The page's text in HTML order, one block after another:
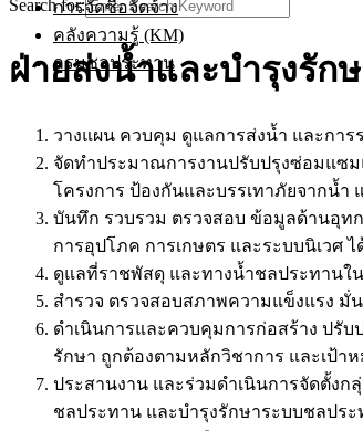
การจัดซื้อจัดจ้าง
คลังความรู้ (KM)
กรมชลประทาน
Search for:
ฝ่ายส่งน้ำและบำรุงรัก
วางแผน ควบคุม ดูแลการส่งน้ำ และกา
จัดทำประมาณการงานปรับปรุงซ่อมแซ
โครงการ ป้องกันและบรรเทาภัยจากน้ำ
บันทึก รวบรวม ตรวจสอบ ข้อมูลด้านอุท
การอุปโภค การเกษตร และระบบนิเวศ
ดูแลที่ราชพัสดุ และทางน้ำชลประทานใ
สำรวจ ตรวจสอบสภาพความแข็งแรง มั่
ดำเนินการและควบคุมการก่อสร้าง ปรั
รักษา ถูกต้องตามหลักวิชาการ และเป้า
ประสานงาน และร่วมดำเนินการจัดตั้ง
ชลประทาน และบำรุงรักษาระบบชลปร